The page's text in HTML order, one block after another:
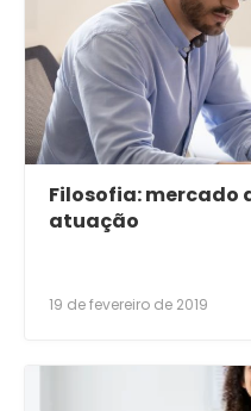
Filosofia: mercado
atuação
19 de fevereiro de 2019